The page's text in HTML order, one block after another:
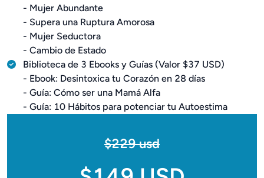
- Mujer Abundante
- Supera una Ruptura Amorosa
- Mujer Seductora
- Cambio de Estado
Biblioteca de 3 Ebooks y Guías (Valor $37 USD)
- Ebook: Desintoxica tu Corazón en 28 días
- Guía: Cómo ser una Mamá Alfa
- Guía: 10 Hábitos para potenciar tu Autoestima
$229 usd